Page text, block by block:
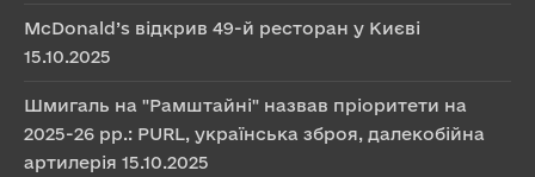
McDonald’s відкрив 49-й ресторан у Києві
15.10.2025
Шмигаль на "Рамштайні" назвав пріоритети на
2025-26 рр.: PURL, українська зброя, далекобійна
артилерія 15.10.2025